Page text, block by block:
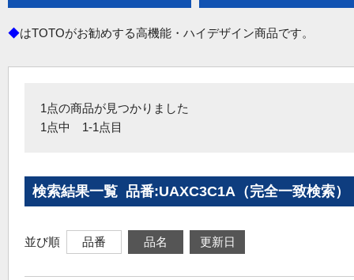
◆はTOTOがお勧めする高機能・ハイデザイン商品です。
1点の商品が見つかりました
1点中 1-1点目
検索結果一覧 品番:UAXC3C1A（完全一致検索）
並び順 品番 品名 更新日